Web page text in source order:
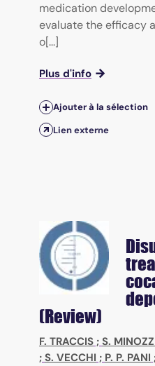
medication
evaluate the efficacy
o[...]
Plus d'info
Ajouter à la sélection
Lien externe
(Review)
F. TRACCIS ; S.
; S. VECCHI ; P. P. PANI